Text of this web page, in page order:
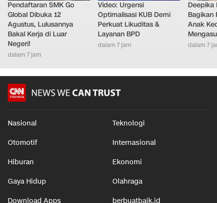
Pendaftaran SMK Go
Global Dibuka 12
Agustus, Lulusannya
Bakal Kerja di Luar
Negeri!
dalam 7 jam
Video: Urgensi
Optimalisasi KUB Demi
Perkuat Likuditas &
Layanan BPD
dalam 7 jam
Deepika
Bagikan
Anak
dalam 7
Nasional Teknologi
Otomotif Internasional
Hiburan Ekonomi
Gaya Hidup Olahraga
Download Apps berbuatbaik.id